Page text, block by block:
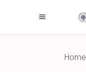
Home